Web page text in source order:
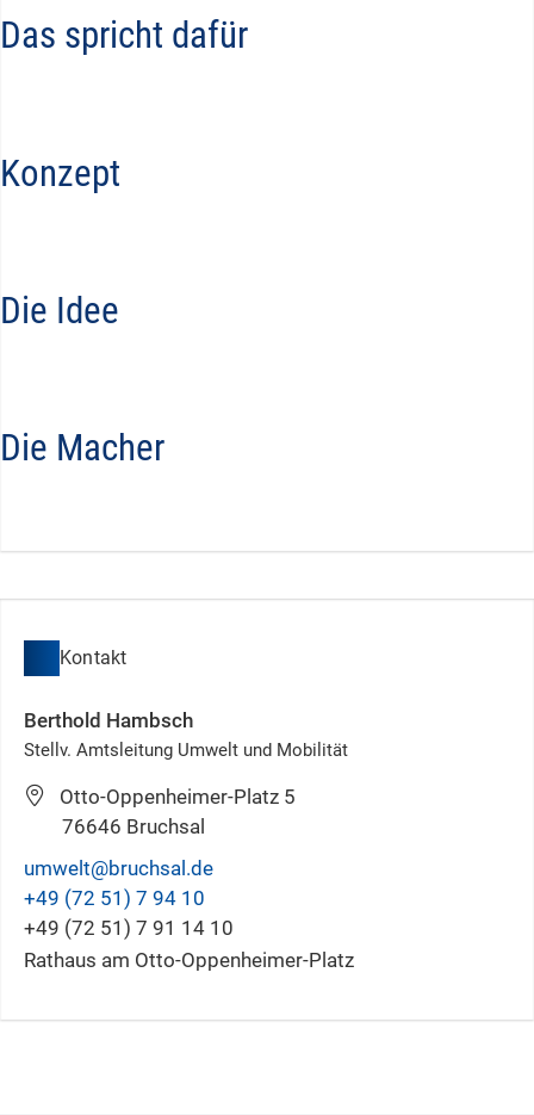
Das spricht dafür
Konzept
Die Idee
Die Macher
Kontakt
Berthold Hambsch
Stellv. Amtsleitung Umwelt und Mobilität
Otto-Oppenheimer-Platz 5
76646 Bruchsal
umwelt@bruchsal.de
+49 (72 51) 7 94 10
+49 (72 51) 7 91 14 10
Rathaus am Otto-Oppenheimer-Platz